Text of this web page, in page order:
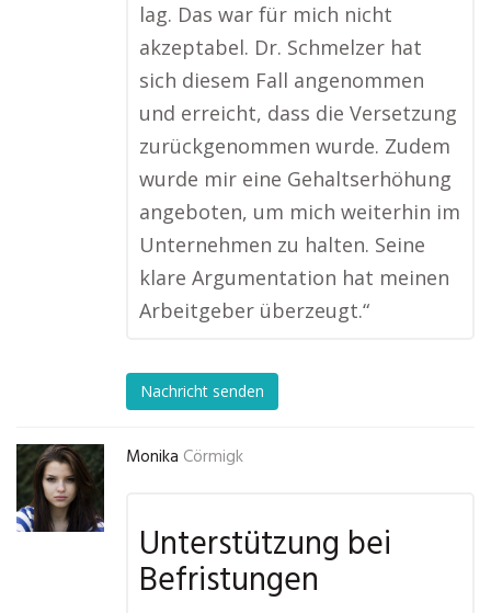
lag. Das war für mich nicht
akzeptabel. Dr. Schmelzer hat
sich diesem Fall angenommen
und erreicht, dass die Versetzung
zurückgenommen wurde. Zudem
wurde mir eine Gehaltserhöhung
angeboten, um mich weiterhin im
Unternehmen zu halten. Seine
klare Argumentation hat meinen
Arbeitgeber überzeugt.“
Nachricht senden
Monika Cörmigk
Unterstützung bei
Befristungen